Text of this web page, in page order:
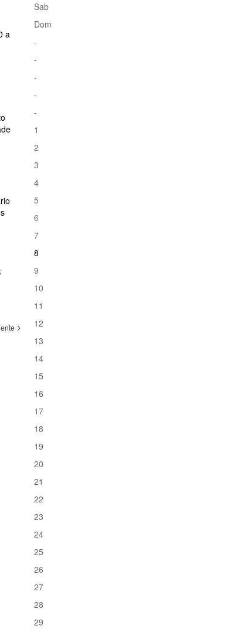
a
Sab
Dom
-
-
-
-
-
1
2
3
4
5
6
7
8
9
10
11
12
13
14
15
16
17
18
19
20
21
22
23
24
25
26
27
28
29